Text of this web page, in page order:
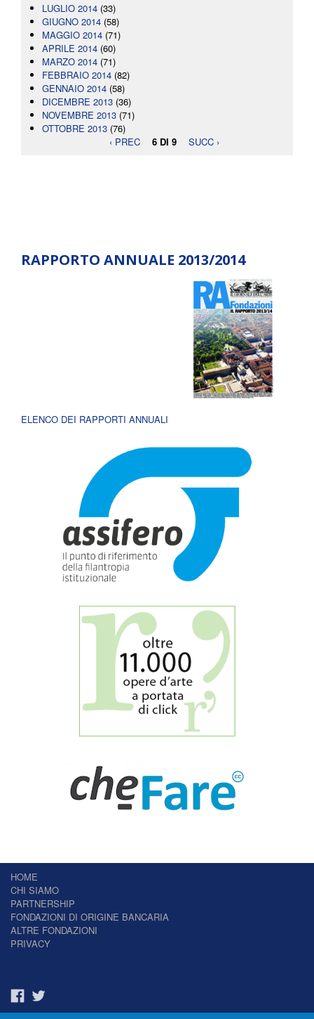
LUGLIO 2014 (33)
GIUGNO 2014 (58)
MAGGIO 2014 (71)
APRILE 2014 (60)
MARZO 2014 (71)
FEBBRAIO 2014 (82)
GENNAIO 2014 (58)
DICEMBRE 2013 (36)
NOVEMBRE 2013 (71)
OTTOBRE 2013 (76)
‹ PREC
6 DI 9 SUCC ›
RAPPORTO ANNUALE 2013/2014
ELENCO DEI RAPPORTI ANNUALI
HOME
CHI SIAMO
PARTNERSHIP
FONDAZIONI DI ORIGINE BANCARIA
ALTRE FONDAZIONI
PRIVACY